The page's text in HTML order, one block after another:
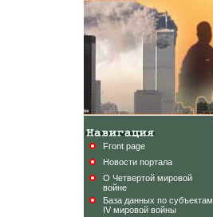
Front page
Новости портала
О Четвертой мировой
войне
База данных по субъектам
IV мировой войны